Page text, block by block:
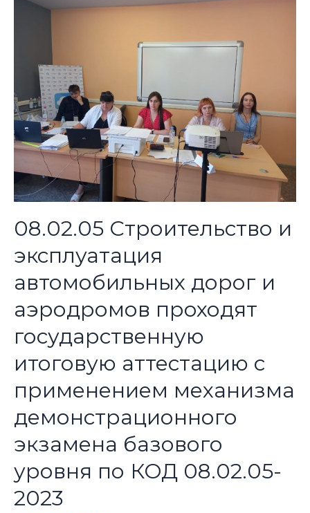
08.02.05 Строительство и
эксплуатация
автомобильных дорог и
аэродромов проходят
государственную
итоговую аттестацию с
применением механизма
демонстрационного
экзамена базового
уровня по КОД 08.02.05-
2023